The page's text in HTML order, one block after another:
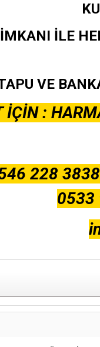
İLE
VE
İÇİN :
228
0533